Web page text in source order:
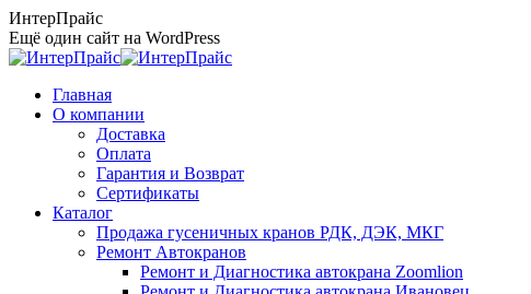
Перейти
к
содержанию
ИнтерПрайс
Ещё один сайт на WordPress
Главная
О компании
Доставка
Оплата
Гарантия и Возврат
Сертификаты
Каталог
Продажа гусеничных кранов РДК, ДЭК, МКГ
Ремонт Автокранов
Ремонт и Диагностика автокрана Zoomlion